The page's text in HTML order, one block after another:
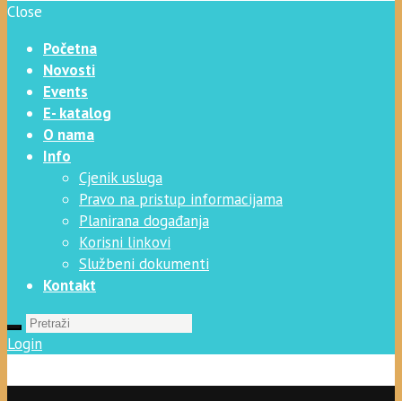
Close
Početna
Novosti
Events
E- katalog
O nama
Info
Cjenik usluga
Pravo na pristup informacijama
Planirana događanja
Korisni linkovi
Službeni dokumenti
Kontakt
Login